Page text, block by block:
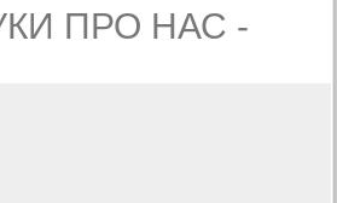
ПРО НАС -